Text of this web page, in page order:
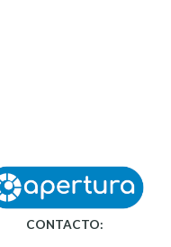
CONTACTO: